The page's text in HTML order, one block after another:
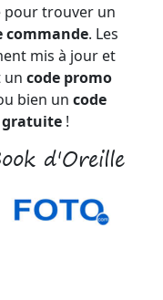
pour trouver un
commande. Les
mis à jour et
un code promo
bien un code
gratuite !
d'Oreille